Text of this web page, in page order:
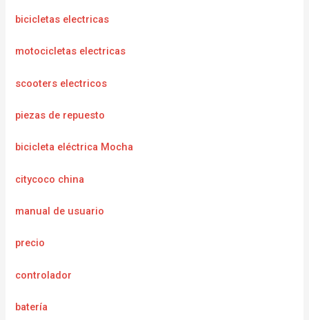
bicicletas electricas
motocicletas electricas
scooters electricos
piezas de repuesto
bicicleta eléctrica Mocha
citycoco china
manual de usuario
precio
controlador
batería